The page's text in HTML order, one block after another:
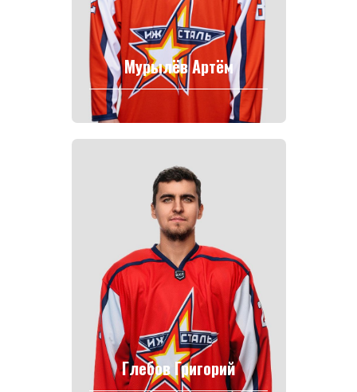
Мурылёв Артём
Глебов Григорий